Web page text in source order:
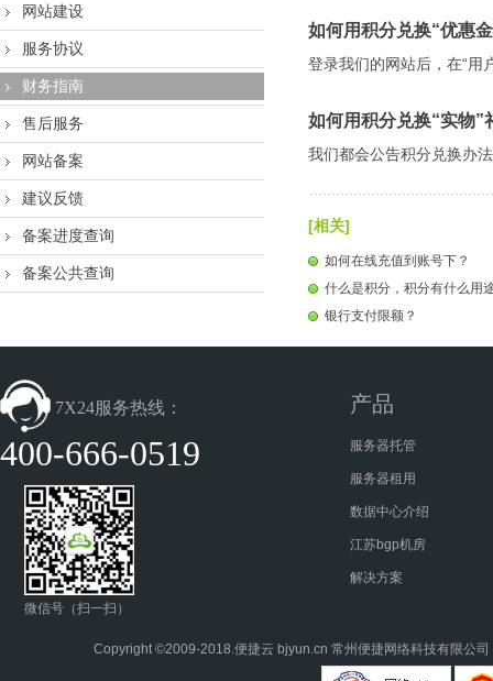
网站建设
服务协议
财务指南
售后服务
网站备案
建议反馈
备案进度查询
备案公共查询
如何用积分兑换“优惠
登录我们的网站后，在“用
如何用积分兑换“实物”
我们都会公告积分兑换办
[相关]
如何在线充值到账号下？
什么是积分，积分有什么用
银行支付限额？
7X24服务热线：
400-666-0519
微信号（扫一扫）
产品
服务器托管
服务器租用
数据中心介绍
江苏bgp机房
解决方案
Copyright ©2009-2018.便捷云 bjyun.cn 常州便捷网络科技有限公